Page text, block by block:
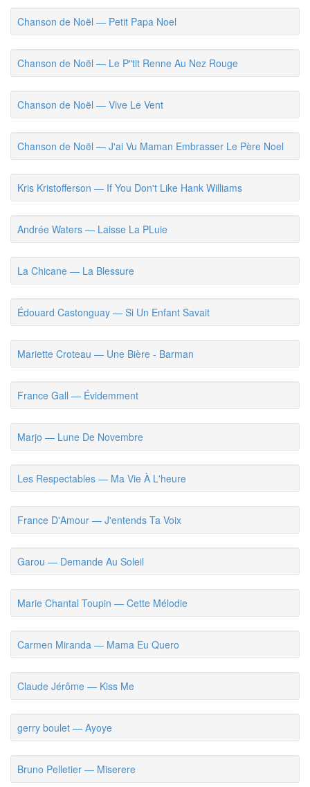
Chanson de Noël — Petit Papa Noel
Chanson de Noël — Le P"tit Renne Au Nez Rouge
Chanson de Noël — Vive Le Vent
Chanson de Noël — J'ai Vu Maman Embrasser Le Père Noel
Kris Kristofferson — If You Don't Like Hank Williams
Andrée Waters — Laisse La PLuie
La Chicane — La Blessure
Édouard Castonguay — Si Un Enfant Savait
Mariette Croteau — Une Bière - Barman
France Gall — Évidemment
Marjo — Lune De Novembre
Les Respectables — Ma Vie À L'heure
France D'Amour — J'entends Ta Voix
Garou — Demande Au Soleil
Marie Chantal Toupin — Cette Mélodie
Carmen Miranda — Mama Eu Quero
Claude Jérôme — Kiss Me
gerry boulet — Ayoye
Bruno Pelletier — Miserere